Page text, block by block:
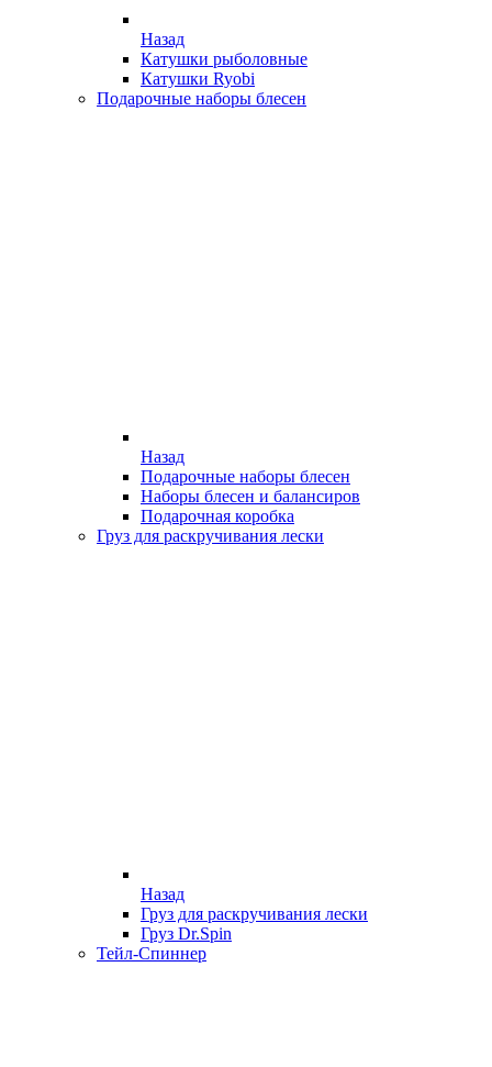
Назад
Катушки рыболовные
Катушки Ryobi
Подарочные наборы блесен
Назад
Подарочные наборы блесен
Наборы блесен и балансиров
Подарочная коробка
Груз для раскручивания лески
Назад
Груз для раскручивания лески
Груз Dr.Spin
Тейл-Спиннер